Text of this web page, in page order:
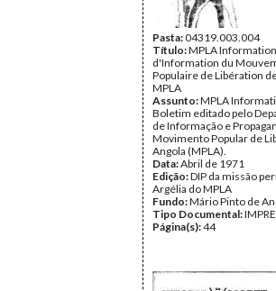
Pasta:04319.003.004
Título:MPLA
d'Information du
Populaire de Libération
MPLA
Assunto:MPLA
Boletim editado pelo
de Informação e
Movimento Popular de
Angola (MPLA).
Data:Abril de 1971
Edição:DIP da missão
Argélia do MPLA
Fundo:Mário Pinto de
Tipo Documental:
Página(s):44